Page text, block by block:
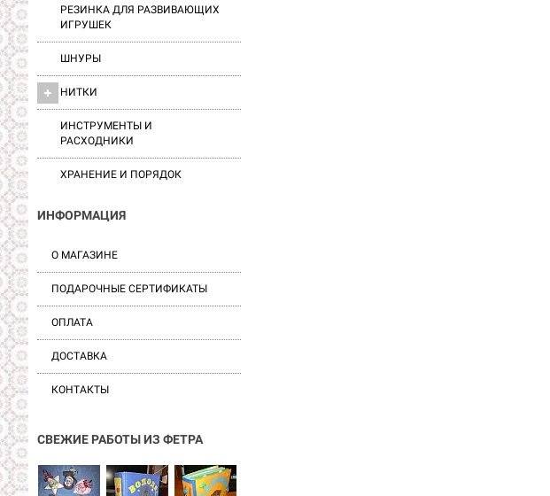
РЕЗИНКА ДЛЯ РАЗВИВАЮЩИХ
ИГРУШЕК
ШНУРЫ
НИТКИ
ИНСТРУМЕНТЫ И
РАСХОДНИКИ
ХРАНЕНИЕ И ПОРЯДОК
ИНФОРМАЦИЯ
О МАГАЗИНЕ
ПОДАРОЧНЫЕ СЕРТИФИКАТЫ
ОПЛАТА
ДОСТАВКА
КОНТАКТЫ
СВЕЖИЕ РАБОТЫ ИЗ ФЕТРА